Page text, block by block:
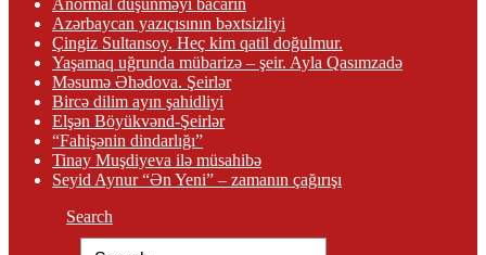
Anormal düşünməyi bacarın
Azərbaycan yazıçısının bəxtsizliyi
Çingiz Sultansoy. Heç kim qatil doğulmur.
Yaşamaq uğrunda mübarizə – şeir. Ayla Qasımzadə
Məsumə Əhədova. Şeirlər
Bircə dilim ayın şahidliyi
Elşən Böyükvənd-Şeirlər
“Fahişənin dindarlığı”
Tinay Muşdiyeva ilə müsahibə
Seyid Aynur “Ən Yeni” – zamanın çağırışı
Search